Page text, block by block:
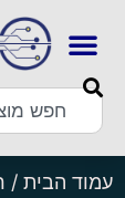
עמוד הבית /